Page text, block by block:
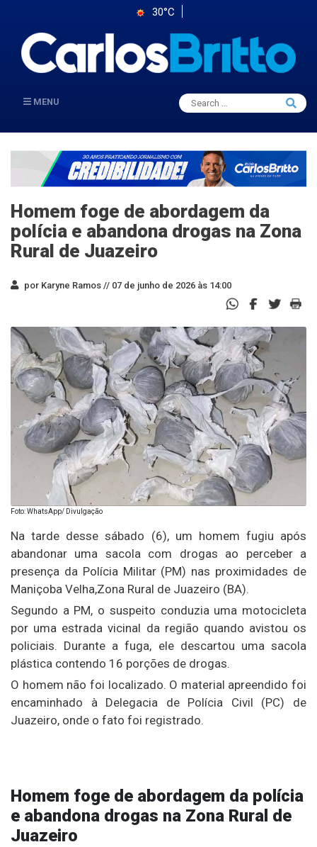
30°C
MENU
Search
for:
Search
Homem foge de abordagem da
polícia e abandona drogas na Zona
Rural de Juazeiro
por Karyne Ramos // 07 de junho de 2026 às 14:00
Foto: WhatsApp/ Divulgação
Na tarde desse sábado (6), um homem fugiu após
abandonar uma sacola com drogas ao perceber a
presença da Polícia Militar (PM) nas proximidades de
Maniçoba Velha,Zona Rural de Juazeiro (BA).
Segundo a PM, o suspeito conduzia uma motocicleta
por uma estrada vicinal da região quando avistou os
policiais. Durante a fuga, ele descartou uma sacola
plástica contendo 16 porções de drogas.
O homem não foi localizado. O material apreendido foi
encaminhado à Delegacia de Polícia Civil (PC) de
Juazeiro, onde o fato foi registrado.
Homem foge de abordagem da polícia
e abandona drogas na Zona Rural de
Juazeiro